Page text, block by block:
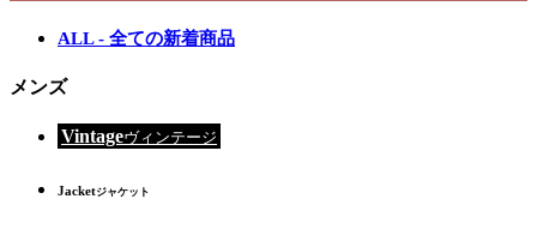
ALL - 全ての新着商品
メンズ
Vintageヴィンテージ
Jacketジャケット